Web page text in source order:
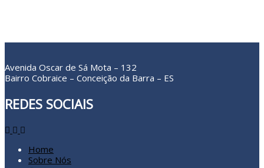
Avenida Oscar de Sá Mota – 132
Bairro Cobraice – Conceição da Barra – ES
REDES SOCIAIS
Home
Sobre Nós